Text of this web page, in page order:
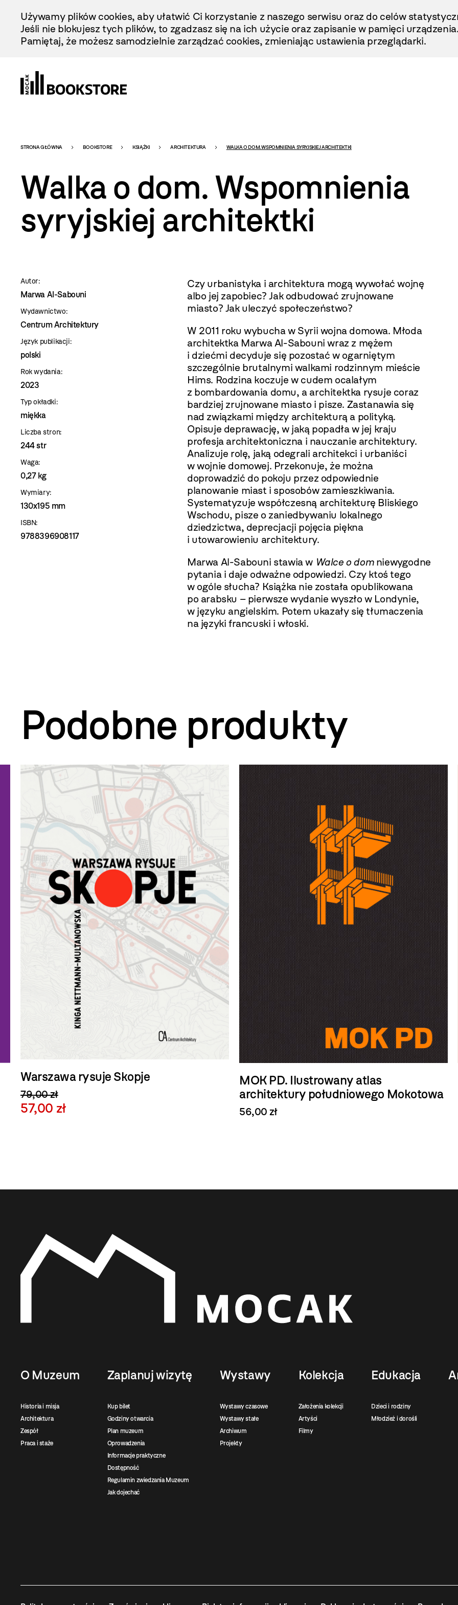
Treści
Używamy plików cookies, aby ułatwić Ci korzystanie z naszego serwisu oraz do celów
Jeśli nie blokujesz tych plików, to zgadzasz się na ich użycie oraz zapisanie w pamięci urządzenia.
Pamiętaj, że możesz samodzielnie zarządzać cookies, zmieniając ustawienia przeglądarki.
Bookstore
-
szablon
szczegóły
STRONA GŁÓWNA BOOKSTORE KSIĄŻKI ARCHITEKTURA WALKA O DOM. WSPOMNIENIA SYRYJSKIEJ ARCHITEKTKI
Walka o dom. Wspomnienia
syryjskiej architektki
Autor:
Marwa Al-Sabouni
Wydawnictwo:
Centrum Architektury
Język publikacji:
polski
Rok wydania:
2023
Typ okładki:
miękka
Liczba stron:
244 str
Waga:
0,27 kg
Wymiary:
130x195 mm
ISBN:
9788396908117
Czy urbanistyka i architektura mogą wywołać wojnę
albo jej zapobiec? Jak odbudować zrujnowane
miasto? Jak uleczyć społeczeństwo?
W 2011 roku wybucha w Syrii wojna domowa. Młoda
architektka Marwa Al-Sabouni wraz z mężem
i dziećmi decyduje się pozostać w ogarniętym
szczególnie brutalnymi walkami rodzinnym mieście
Hims. Rodzina koczuje w cudem ocalałym
z bombardowania domu, a architektka rysuje coraz
bardziej zrujnowane miasto i pisze. Zastanawia się
nad związkami między architekturą a polityką.
Opisuje deprawację, w jaką popadła w jej kraju
profesja architektoniczna i nauczanie architektury.
Analizuje rolę, jaką odegrali architekci i urbaniści
w wojnie domowej. Przekonuje, że można
doprowadzić do pokoju przez odpowiednie
planowanie miast i sposobów zamieszkiwania.
Systematyzuje współczesną architekturę Bliskiego
Wschodu, pisze o zaniedbywaniu lokalnego
dziedzictwa, deprecjacji pojęcia piękna
i utowarowieniu architektury.
Marwa Al-Sabouni stawia w Walce o domniewygodne
pytania i daje odważne odpowiedzi. Czy ktoś tego
w ogóle słucha? Książka nie została opublikowana
po arabsku – pierwsze wydanie wyszło w Londynie,
w języku angielskim. Potem ukazały się tłumaczenia
na języki francuski i włoski.
Podobne produkty
Warszawa rysuje Skopje
79,00 zł
57,00 zł
MOK PD. Ilustrowany atlas
architektury południowego Mokotowa
56,00 zł
O Muzeum
Historia i misja
Architektura
Zespół
Praca i staże
Zaplanuj wizytę
Kup bilet
Godziny otwarcia
Plan muzeum
Oprowadzenia
Informacje praktyczne
Dostępność
Regulamin zwiedzania Muzeum
Jak dojechać
Wystawy
Wystawy czasowe
Wystawy stałe
Archiwum
Projekty
Kolekcja
Założenia kolekcji
Artyści
Filmy
Edukacja
Dzieci i rodziny
Młodzież i dorośli